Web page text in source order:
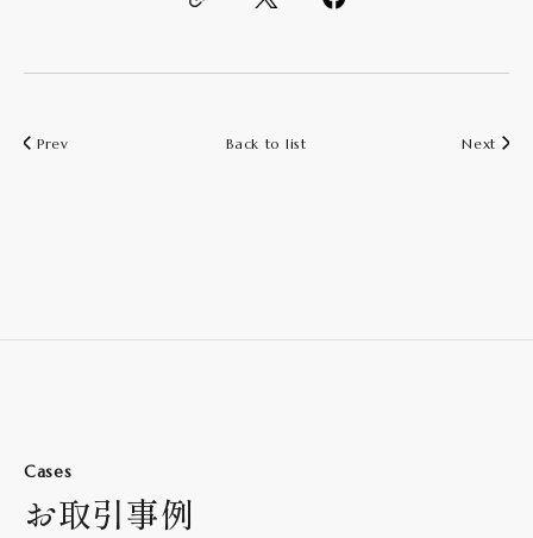
Prev Back to list Next
Cases
お取引事例